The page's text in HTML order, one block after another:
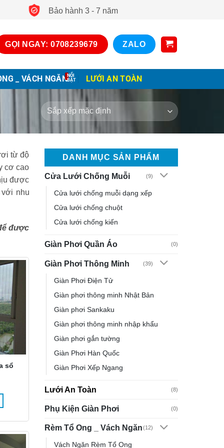
Bảo hành 3 - 7 năm
GỌI NGAY: 0708239679 ZALO
_ VÁCH NGĂN LƯỚI AN TOÀN
từ độ
cơ cao
được
với nhu
được
sổ
DANH MỤC SẢN PHẨM
Cửa Lưới Chống Muỗi (9)
Cửa lưới chống muỗi dạng xếp
Cửa lưới chống chuột
Cửa lưới chống kiến
Giàn Phơi Quần Áo (0)
Giàn Phơi Thông Minh (39)
Giàn Phơi Điện Tử
Giàn phơi thông minh Nhật Bản
Giàn phơi Sankaku
Giàn phơi thông minh nhập khẩu
Giàn phơi gắn tường
Giàn Phơi Hàn Quốc
Giàn Phơi Xếp Ngang
Lưới An Toàn (8)
Phụ Kiện Giàn Phơi (0)
Rèm Tổ Ong _ Vách Ngăn(12)
Vách Ngăn Rèm Tổ Ong